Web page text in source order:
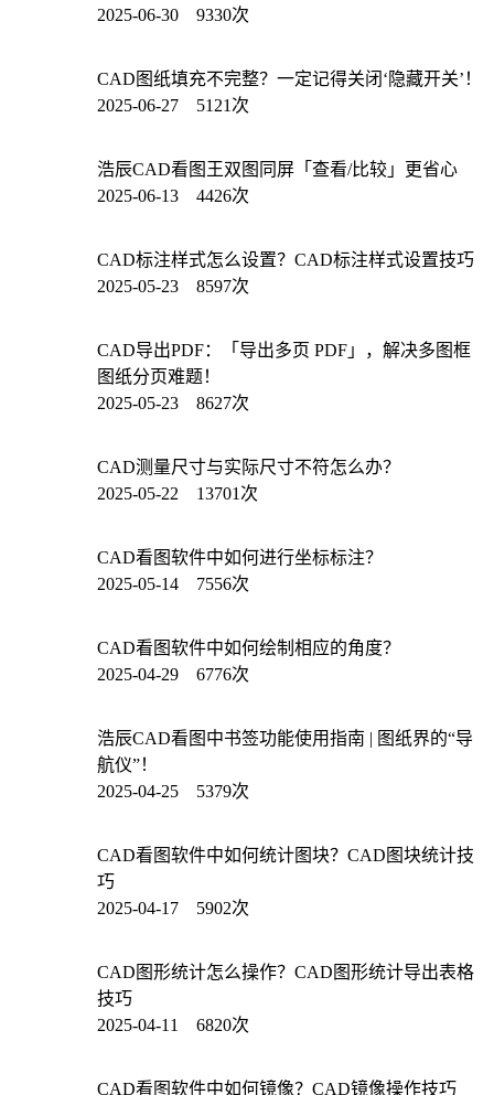
2025-06-30 9330次
CAD图纸填充不完整？一定记得关闭‘隐藏开关’！
2025-06-27 5121次
浩辰CAD看图王双图同屏「查看/比较」更省心
2025-06-13 4426次
CAD标注样式怎么设置？CAD标注样式设置技巧
2025-05-23 8597次
CAD导出PDF：「导出多页 PDF」，解决多图框
图纸分页难题！
2025-05-23 8627次
CAD测量尺寸与实际尺寸不符怎么办？
2025-05-22 13701次
CAD看图软件中如何进行坐标标注？
2025-05-14 7556次
CAD看图软件中如何绘制相应的角度？
2025-04-29 6776次
浩辰CAD看图中书签功能使用指南 | 图纸界的“导
航仪”！
2025-04-25 5379次
CAD看图软件中如何统计图块？CAD图块统计技
巧
2025-04-17 5902次
CAD图形统计怎么操作？CAD图形统计导出表格
技巧
2025-04-11 6820次
CAD看图软件中如何镜像？CAD镜像操作技巧